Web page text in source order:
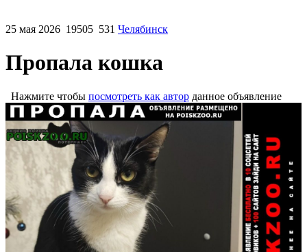
25 мая 2026 19505 531 Челябинск
Пропала кошка
Нажмите чтобы посмотреть как автор данное объявление